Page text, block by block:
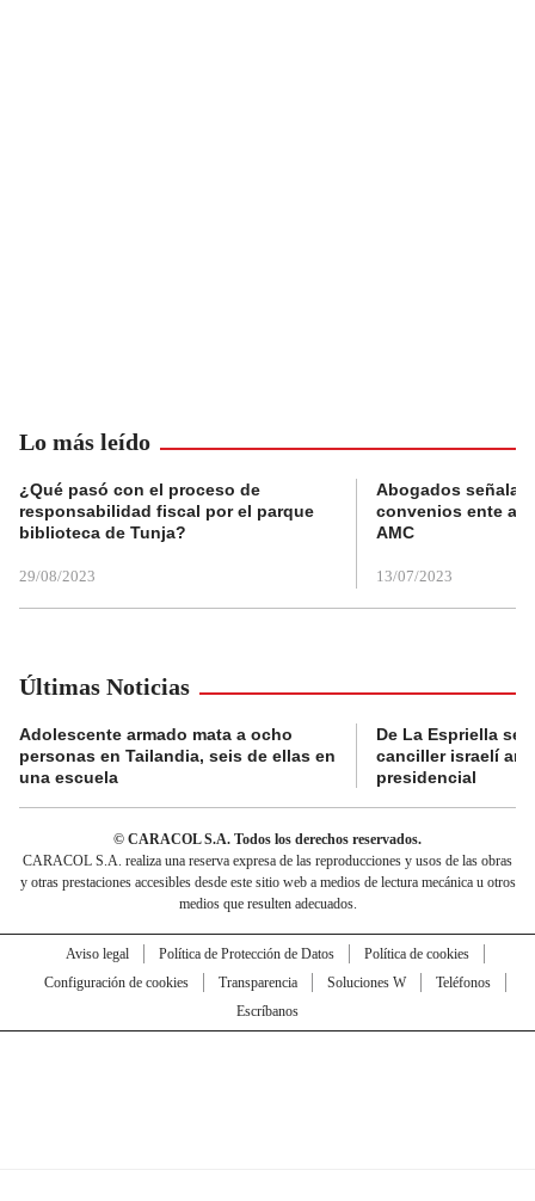
Lo más leído
¿Qué pasó con el proceso de
responsabilidad fiscal por el parque
biblioteca de Tunja?
29/08/2023
Abogados
convenios ente
AMC
13/07/2023
Últimas Noticias
Adolescente armado mata a ocho
personas en Tailandia, seis de ellas en
una escuela
De La Espriella se
canciller israelí
presidencial
© CARACOL S.A. Todos los derechos reservados.
CARACOL S.A. realiza una reserva expresa de las reproducciones y usos de las obras
y otras prestaciones accesibles desde este sitio web a medios de lectura mecánica u otros
medios que resulten adecuados.
Aviso legal Política de Protección de Datos
Política de cookies
Configuración de cookies
Transparencia Soluciones W
Teléfonos
Escríbanos